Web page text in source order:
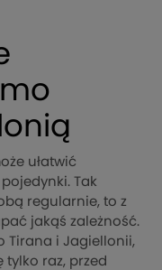
ułatwić
Tak
regularnie, to z
jakąś zależność.
Tirana i Jagiellonii,
tylko raz, przed